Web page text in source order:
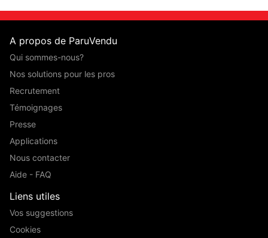
A propos de ParuVendu
Qui sommes-nous?
Nos solutions pour les pros
Recrutement
Témoignages
Presse
Applications
Nous contacter
Aide - FAQ
Liens utiles
Vos suggestions
Cookies